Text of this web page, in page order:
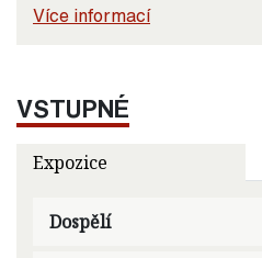
Více informací
VSTUPNÉ
Expozice
Dospělí